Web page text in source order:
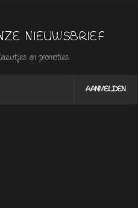
NIEUWSBRIEF
en promoties.